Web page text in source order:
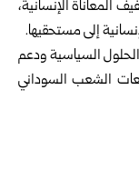
المعاناة الإنسانية،
إلى مستحقيها.‏
السياسية ودعم
الشعب السوداني